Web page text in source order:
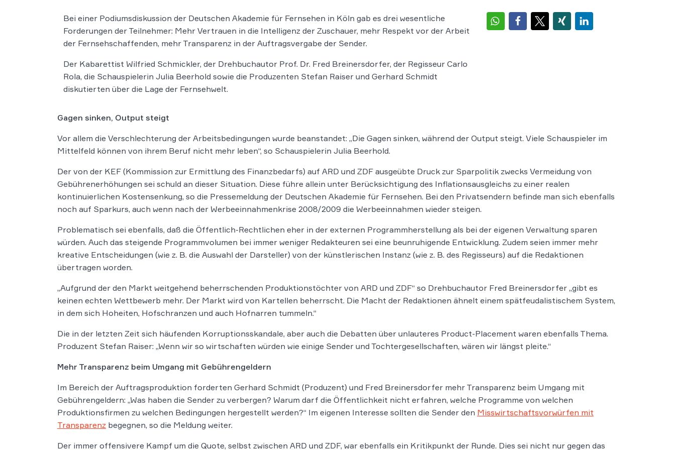
Bei einer Podiumsdiskussion der Deutschen Akademie für Fernsehen in Köln gab es drei wesentliche
Forderungen der Teilnehmer: Mehr Vertrauen in die Intelligenz der Zuschauer, mehr Respekt vor der Arbeit
der Fernsehschaffenden, mehr Transparenz in der Auftragsvergabe der Sender.
Der Kabarettist Wilfried Schmickler, der Drehbuchautor Prof. Dr. Fred Breinersdorfer, der Regisseur Carlo
Rola, die Schauspielerin Julia Beerhold sowie die Produzenten Stefan Raiser und Gerhard Schmidt
diskutierten über die Lage der Fernsehwelt.
Gagen sinken, Output steigt
Vor allem die Verschlechterung der Arbeitsbedingungen wurde beanstandet: „Die Gagen sinken, während der Output steigt. Viele Schauspieler im
Mittelfeld können von ihrem Beruf nicht mehr leben“, so Schauspielerin Julia Beerhold.
Der von der KEF (Kommission zur Ermittlung des Finanzbedarfs) auf ARD und ZDF ausgeübte Druck zur Sparpolitik zwecks Vermeidung von
Gebührenerhöhungen sei schuld an dieser Situation. Diese führe allein unter Berücksichtigung des Inflationsausgleichs zu einer realen
kontinuierlichen Kostensenkung, so die Pressemeldung der Deutschen Akademie für Fernsehen. Bei den Privatsendern befinde man sich ebenfalls
noch auf Sparkurs, auch wenn nach der Werbeeinnahmenkrise 2008/2009 die Werbeeinnahmen wieder steigen.
Problematisch sei ebenfalls, daß die Öffentlich-Rechtlichen eher in der externen Programmherstellung als bei der eigenen Verwaltung sparen
würden. Auch das steigende Programmvolumen bei immer weniger Redakteuren sei eine beunruhigende Entwicklung. Zudem seien immer mehr
kreative Entscheidungen (wie z. B. die Auswahl der Darsteller) von der künstlerischen Instanz (wie z. B. des Regisseurs) auf die Redaktionen
übertragen worden.
„Aufgrund der den Markt weitgehend beherrschenden Produktionstöchter von ARD und ZDF“ so Drehbuchautor Fred Breinersdorfer „gibt es
keinen echten Wettbewerb mehr. Der Markt wird von Kartellen beherrscht. Die Macht der Redaktionen ähnelt einem spätfeudalistischem System,
in dem sich Hoheiten, Hofschranzen und auch Hofnarren tummeln.“
Die in der letzten Zeit sich häufenden Korruptionsskandale, aber auch die Debatten über unlauteres Product-Placement waren ebenfalls Thema.
Produzent Stefan Raiser: „Wenn wir so wirtschaften würden wie einige Sender und Tochtergesellschaften, wären wir längst pleite.“
Mehr Transparenz beim Umgang mit Gebührengeldern
Im Bereich der Auftragsproduktion forderten Gerhard Schmidt (Produzent) und Fred Breinersdorfer mehr Transparenz beim Umgang mit
Gebührengeldern: „Was haben die Sender zu verbergen? Warum darf die Öffentlichkeit nicht erfahren, welche Programme von welchen
Produktionsfirmen zu welchen Bedingungen hergestellt werden?“ Im eigenen Interesse sollten die Sender den Misswirtschaftsvorwürfen mit
Transparenz begegnen, so die Meldung weiter.
Der immer offensivere Kampf um die Quote, selbst zwischen ARD und ZDF, war ebenfalls ein Kritikpunkt der Runde. Dies sei nicht nur gegen das